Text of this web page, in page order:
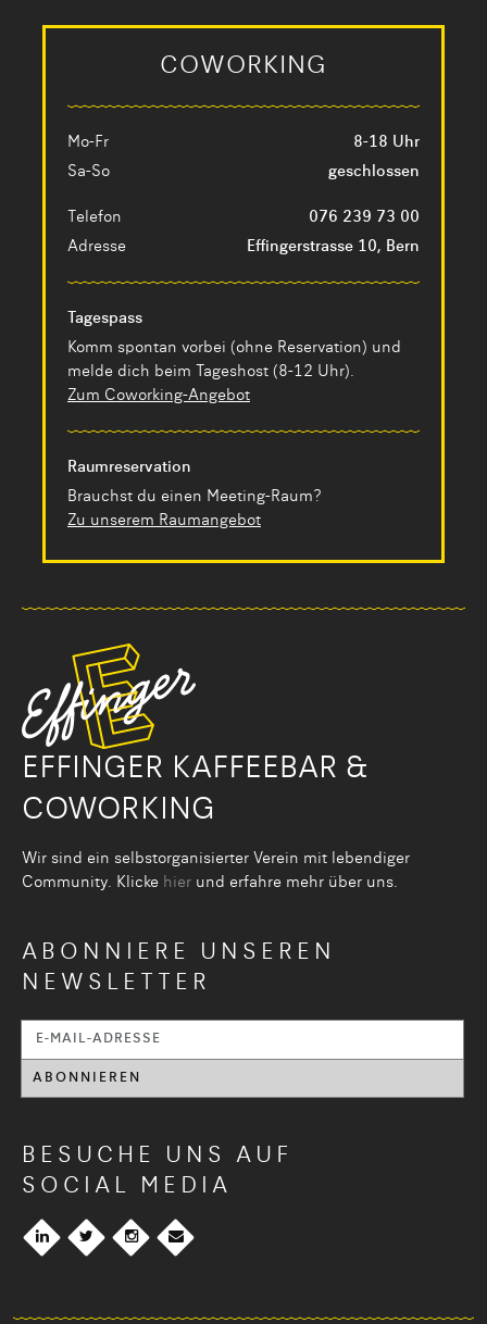
EFFINGER KAFFEEBAR &
COWORKING
Wir sind ein selbstorganisier­ter Verein mit lebendiger
Community. Klicke hier und erfahre mehr über uns.
ABONNIERE UNSEREN
NEWSLETTER
BESUCHE UNS AUF
SOCIAL MEDIA
COWORKING
Mo-Fr
8-18 Uhr
Sa-So
geschlossen
Telefon
076 239 73 00
Adresse
Effingerstrasse 10, Bern
Tagespass
Komm spontan vorbei (ohne Reservation) und
melde dich beim Tageshost (8-12 Uhr).
Zum Coworking-Angebot
Raumreservation
Brauchst du einen Meeting-Raum?
Zu unserem Raumangebot